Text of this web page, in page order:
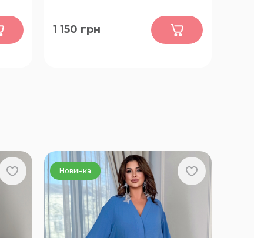
50-52, 54-56, 58-60, 62-64, 66-68
1 150 грн
Новинка